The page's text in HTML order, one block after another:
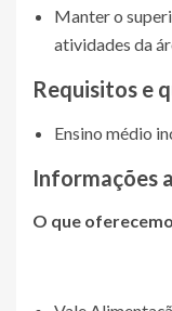
Manter o
atividades da
Requisitos e
Ensino médio
Informações
O que